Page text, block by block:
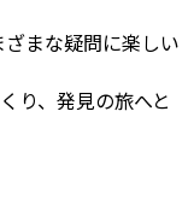
まな疑問に楽しい
り、発見の旅へと